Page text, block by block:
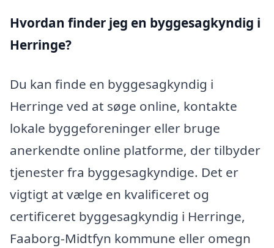
Hvordan finder jeg en byggesagkyndig i
Herringe?
Du kan finde en byggesagkyndig i
Herringe ved at søge online, kontakte
lokale byggeforeninger eller bruge
anerkendte online platforme, der tilbyder
tjenester fra byggesagkyndige. Det er
vigtigt at vælge en kvalificeret og
certificeret byggesagkyndig i Herringe,
Faaborg-Midtfyn kommune eller omegn